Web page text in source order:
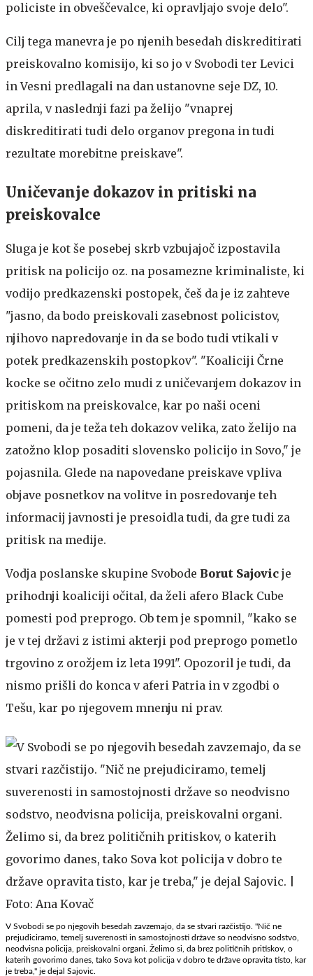
policiste in obveščevalce, ki opravljajo svoje delo".
Cilj tega manevra je po njenih besedah diskreditirati
preiskovalno komisijo, ki so jo v Svobodi ter Levici
in Vesni predlagali na dan ustanovne seje DZ, 10.
aprila, v naslednji fazi pa želijo "vnaprej
diskreditirati tudi delo organov pregona in tudi
rezultate morebitne preiskave".
Uničevanje dokazov in pritiski na
preiskovalce
Sluga je kot še posebej skrb vzbujajoč izpostavila
pritisk na policijo oz. na posamezne kriminaliste, ki
vodijo predkazenski postopek, češ da je iz zahteve
"jasno, da bodo preiskovali zasebnost policistov,
njihovo napredovanje in da se bodo tudi vtikali v
potek predkazenskih postopkov". "Koaliciji Črne
kocke se očitno zelo mudi z uničevanjem dokazov in
pritiskom na preiskovalce, kar po naši oceni
pomeni, da je teža teh dokazov velika, zato želijo na
zatožno klop posaditi slovensko policijo in Sovo," je
pojasnila. Glede na napovedane preiskave vpliva
objave posnetkov na volitve in posredovanje teh
informacij javnosti je presoidla tudi, da gre tudi za
pritisk na medije.
Vodja poslanske skupine Svobode Borut Sajovic je
prihodnji koaliciji očital, da želi afero Black Cube
pomesti pod preprogo. Ob tem je spomnil, "kako se
je v tej državi z istimi akterji pod preprogo pometlo
trgovino z orožjem iz leta 1991". Opozoril je tudi, da
nismo prišli do konca v aferi Patria in v zgodbi o
Tešu, kar po njegovem mnenju ni prav.
V Svobodi se po njegovih besedah zavzemajo, da se stvari razčistijo. "Nič ne
prejudiciramo, temelj suverenosti in samostojnosti države so neodvisno sodstvo,
neodvisna policija, preiskovalni organi. Želimo si, da brez političnih pritiskov, o
katerih govorimo danes, tako Sova kot policija v dobro te države opravita tisto, kar
je treba," je dejal Sajovic.